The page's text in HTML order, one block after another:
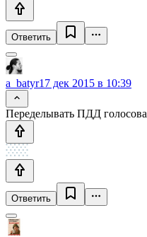
Ответить
a_batyr17 дек 2015 в 10:39
Переделывать ПДД
Ответить